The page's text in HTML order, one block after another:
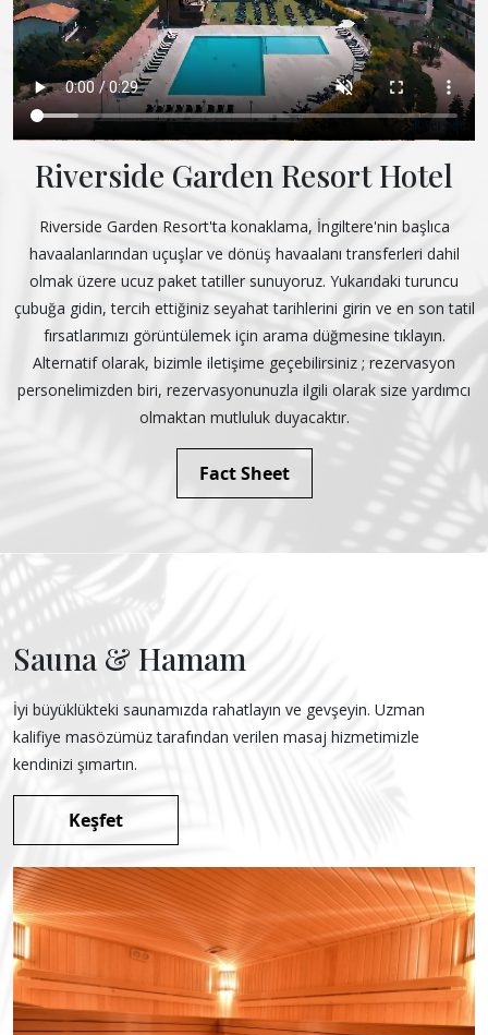
Riverside Garden Resort Hotel
Riverside Garden Resort'ta konaklama, İngiltere'nin başlıca
havaalanlarından uçuşlar ve dönüş havaalanı transferleri dahil
olmak üzere ucuz paket tatiller sunuyoruz. Yukarıdaki turuncu
çubuğa gidin, tercih ettiğiniz seyahat tarihlerini girin ve en son tatil
fırsatlarımızı görüntülemek için arama düğmesine tıklayın.
Alternatif olarak, bizimle iletişime geçebilirsiniz ; rezervasyon
personelimizden biri, rezervasyonunuzla ilgili olarak size yardımcı
olmaktan mutluluk duyacaktır.
Fact Sheet
Sauna & Hamam
İyi büyüklükteki saunamızda rahatlayın ve gevşeyin. Uzman
kalifiye masözümüz tarafından verilen masaj hizmetimizle
kendinizi şımartın.
Keşfet